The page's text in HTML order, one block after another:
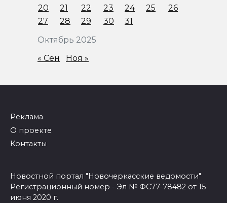
Октябрь 2025
20
21 22 23 24 25
26
27
28 29 30 31
« Сен Ноя »
Реклама
О проекте
Контакты
Новостной портал "Новочеркасские ведомости"
Регистрационный номер - Эл № ФС77-78482 от 15
июня 2020 г.